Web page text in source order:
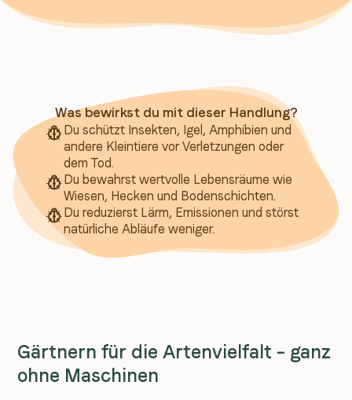
Was bewirkst du mit dieser Handlung?
Du schützt Insekten, Igel, Amphibien und
andere Kleintiere vor Verletzungen oder
dem Tod.
Du bewahrst wertvolle Lebensräume wie
Wiesen, Hecken und Bodenschichten.
Du reduzierst Lärm, Emissionen und störst
natürliche Abläufe weniger.
Gärtnern für die Artenvielfalt – ganz
ohne Maschinen